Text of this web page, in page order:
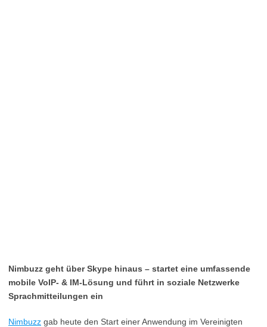
Nimbuzz geht über Skype hinaus – startet eine umfassende
mobile VoIP- & IM-Lösung und führt in soziale Netzwerke
Sprachmitteilungen ein
Nimbuzz gab heute den Start einer Anwendung im Vereinigten